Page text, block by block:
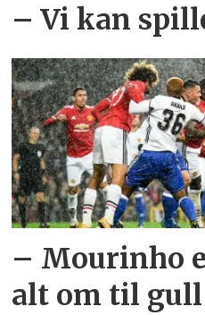
– Vi kan
– Mourinho
alt om til gull